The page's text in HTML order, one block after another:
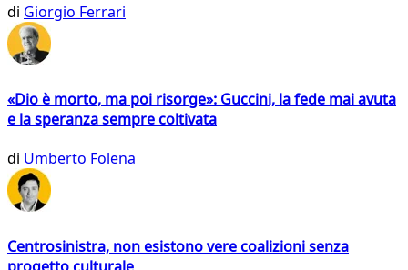
di Giorgio Ferrari
«Dio è morto, ma poi risorge»: Guccini, la fede mai avuta
e la speranza sempre coltivata
di Umberto Folena
Centrosinistra, non esistono vere coalizioni senza
progetto culturale